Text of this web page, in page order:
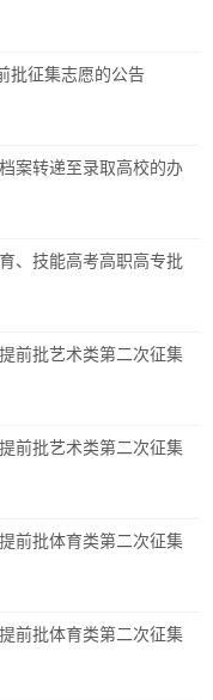
批征集志愿的公告
案转递至录取高校的办
、技能高考高职高专批
前批艺术类第二次征集
前批艺术类第二次征集
前批体育类第二次征集
前批体育类第二次征集